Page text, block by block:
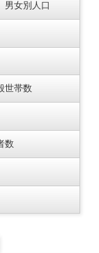
男女別人口
世帯数
数